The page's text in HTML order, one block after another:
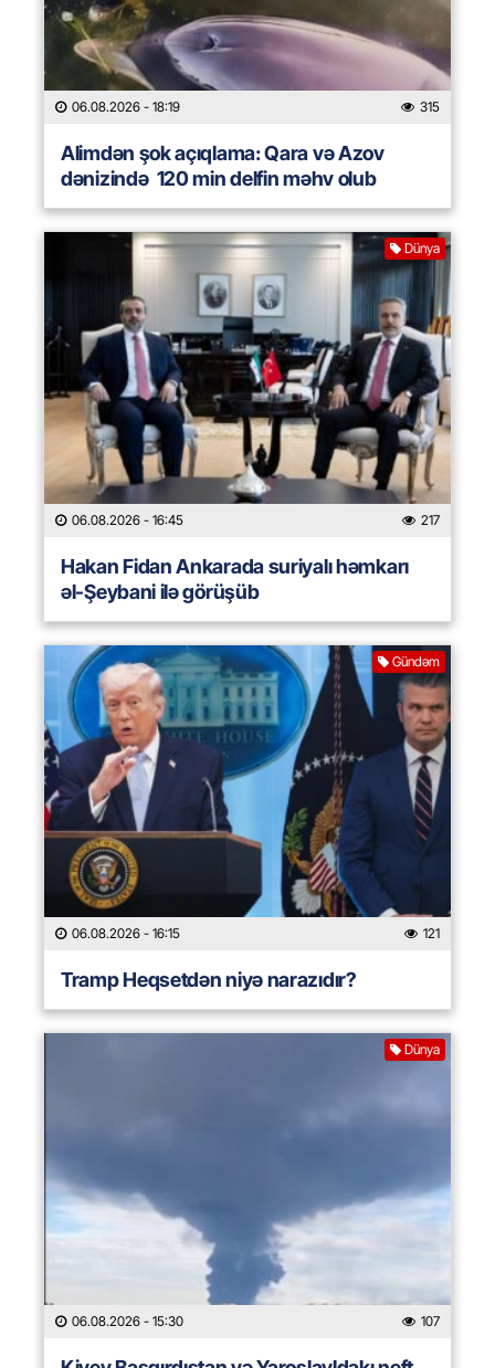
06.08.2026 - 18:19 315
Alimdən şok açıqlama: Qara və Azov
dənizində 120 min delfin məhv olub
Dünya
06.08.2026 - 16:45 217
Hakan Fidan Ankarada suriyalı həmkarı
əl-Şeybani ilə görüşüb
Gündəm
06.08.2026 - 16:15 121
Tramp Heqsetdən niyə narazıdır?
Dünya
06.08.2026 - 15:30 107